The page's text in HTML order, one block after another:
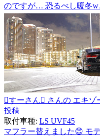
のですが… 恐るべし暖冬
すーさん さんの エキ
投稿
取付車種: LS UVF45
マフラー替えました😊 モ